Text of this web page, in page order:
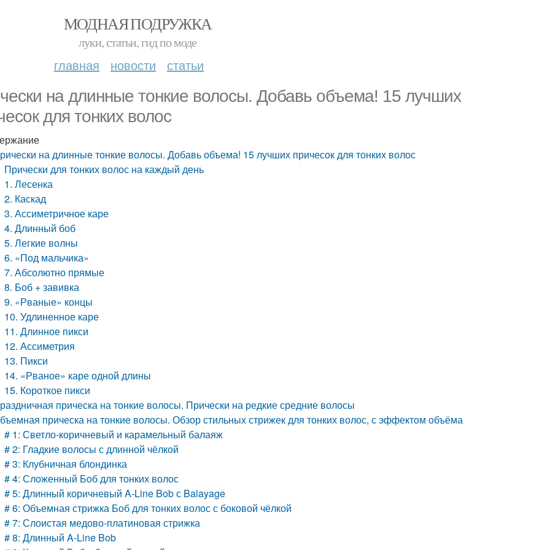
МОДНАЯ ПОДРУЖКА
луки, статьи, гид по моде
главная новости статьи
на длинные тонкие волосы. Добавь объема! 15 лучших
для тонких волос
на длинные тонкие волосы. Добавь объема! 15 лучших причесок для тонких волос
Прически для тонких волос на каждый день
1. Лесенка
2. Каскад
3. Ассиметричное каре
4. Длинный боб
5. Легкие волны
6. «Под мальчика»
7. Абсолютно прямые
8. Боб + завивка
9. «Рваные» концы
10. Удлиненное каре
11. Длинное пикси
12. Ассиметрия
13. Пикси
14. «Рваное» каре одной длины
15. Короткое пикси
прическа на тонкие волосы. Прически на редкие средние волосы
прическа на тонкие волосы. Обзор стильных стрижек для тонких волос, с эффектом объёма
# 1: Светло-коричневый и карамельный балаяж
# 2: Гладкие волосы с длинной чёлкой
# 3: Клубничная блондинка
# 4: Сложенный Боб для тонких волос
# 5: Длинный коричневый A-Line Bob с Balayage
# 6: Объемная стрижка Боб для тонких волос с боковой чёлкой
# 7: Слоистая медово-платиновая стрижка
# 8: Длинный A-Line Bob